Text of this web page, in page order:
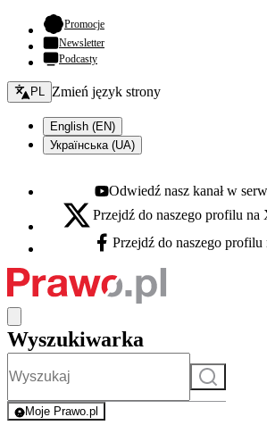
Promocje- otwiera się w nowej karcie
Newsletter
Podcasty
Zmień język - bieżący:
PL Zmień język strony
English (EN)
Українська (UA)
Youtube - otwiera się w nowej karcie
Odwiedź nasz kanał w
X - otwiera się w nowej karcie
Przejdź do naszego profilu
Facebook - otwiera się w nowej karcie
Przejdź do naszego profilu
Wyszukiwarka
Szukaj
Moje Prawo.pl
- rejestracja i logowanie do serwisu